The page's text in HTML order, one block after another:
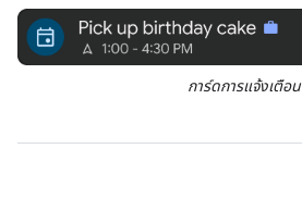
การ์ดการแจ้งเตือน